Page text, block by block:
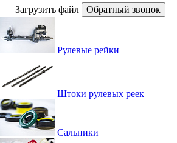
Загрузить файл
Обратный звонок
Рулевые рейки
Штоки рулевых реек
Сальники